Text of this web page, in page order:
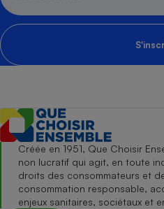
Créée en 1951, Que Choisir
non lucratif qui agit, en toute
droits des consommateurs et
consommation responsable,
enjeux sanitaires, sociétaux et